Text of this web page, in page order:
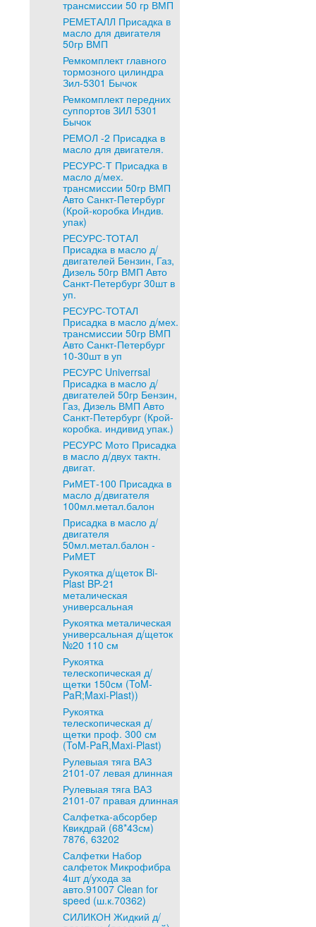
трансмиссии 50 гр ВМП
РЕМЕТАЛЛ Присадка в
масло для двигателя
50гр ВМП
Ремкомплект главного
тормозного цилиндра
Зил-5301 Бычок
Ремкомплект передних
суппортов ЗИЛ 5301
Бычок
РЕМОЛ -2 Присадка в
масло для двигателя.
РЕСУРС-Т Присадка в
масло д/мех.
трансмиссии 50гр ВМП
Авто Санкт-Петербург
(Крой-коробка Индив.
упак)
РЕСУРС-ТОТАЛ
Присадка в масло д/
двигателей Бензин, Газ,
Дизель 50гр ВМП Авто
Санкт-Петербург 30шт в
уп.
РЕСУРС-ТОТАЛ
Присадка в масло д/мех.
трансмиссии 50гр ВМП
Авто Санкт-Петербург
10-30шт в уп
РЕСУРС Univerrsal
Присадка в масло д/
двигателей 50гр Бензин,
Газ, Дизель ВМП Авто
Санкт-Петербург (Крой-
коробка. индивид упак.)
РЕСУРС Мото Присадка
в масло д/двух тактн.
двигат.
РиМЕТ-100 Присадка в
масло д/двигателя
100мл.метал.балон
Присадка в масло д/
двигателя
50мл.метал.балон -
РиМЕТ
Рукоятка д/щеток Bi-
Plast BP-21
металическая
универсальная
Рукоятка металическая
универсальная д/щеток
№20 110 см
Рукоятка
телескопическая д/
щетки 150см (ToM-
PaR;Maxi-Plast))
Рукоятка
телескопическая д/
щетки проф. 300 см
(ToM-PaR,Maxi-Plast)
Рулевыая тяга ВАЗ
2101-07 левая длинная
Рулевыая тяга ВАЗ
2101-07 правая длинная
Салфетка-абсорбер
Квикдрай (68*43см)
7876, 63202
Салфетки Набор
салфеток Микрофибра
4шт д/ухода за
авто.91007 Clean for
speed (ш.к.70362)
СИЛИКОН Жидкий д/